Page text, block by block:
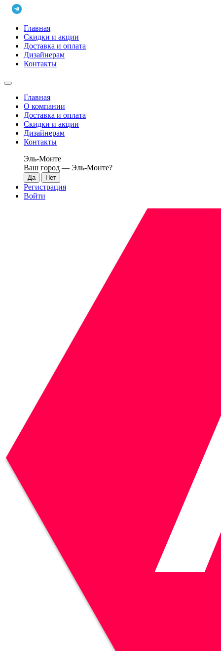
Главная
Скидки и акции
Доставка и оплата
Дизайнерам
Контакты
Главная
О компании
Доставка и оплата
Скидки и акции
Дизайнерам
Контакты
Эль-Монте
Ваш город — Эль-Монте?
Регистрация
Войти